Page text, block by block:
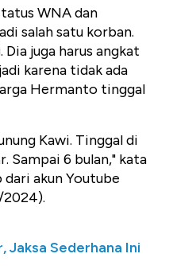
WNA dan
salah satu korban.
juga harus angkat
karena tidak ada
Hermanto tinggal
Kawi. Tinggal di
Sampai 6 bulan," kata
akun Youtube
Jaksa Sederhana Ini